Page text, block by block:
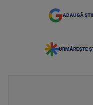
ADAUGĂ
URMĂREȘTE